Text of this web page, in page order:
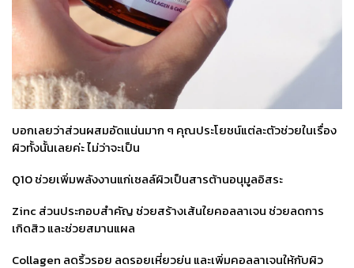
บอกเลยว่าส่วนผสมอัดแน่นมาก ๆ คุณประโยชน์แต่ละตัวช่วยในเรื่อง
ผิวทั้งนั้นเลยค่ะ ไม่ว่าจะเป็น
Q10 ช่วยเพิ่มพลังงานแก่เซลล์ผิวเป็นสารต้านอนุมูลอิสระ
Zinc ส่วนประกอบสำคัญ ช่วยสร้างเส้นใยคอลลาเจน ช่วยลดการ
เกิดสิว และช่วยสมานแผล
Collagen ลดริ้วรอย ลดรอยเหี่ยวย่น และเพิ่มคอลลาเจนให้กับผิว